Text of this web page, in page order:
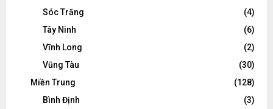
Sóc Trăng
(4)
Tây Ninh
(6)
Vĩnh Long
(2)
Vũng Tàu
(30)
Miền Trung
(128)
Bình Định
(3)